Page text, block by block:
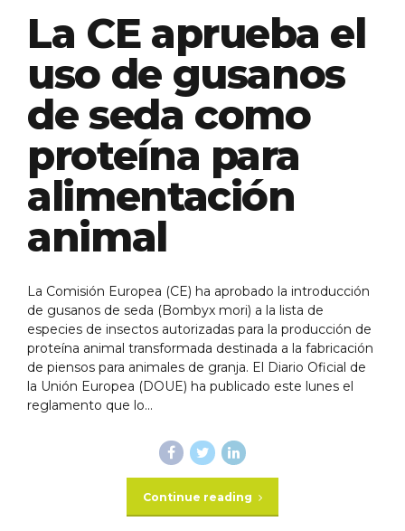
La CE aprueba el
uso de gusanos
de seda como
proteína para
alimentación
animal
La Comisión Europea (CE) ha aprobado la introducción
de gusanos de seda (Bombyx mori) a la lista de
especies de insectos autorizadas para la producción de
proteína animal transformada destinada a la fabricación
de piensos para animales de granja. El Diario Oficial de
la Unión Europea (DOUE) ha publicado este lunes el
reglamento que lo...
Continue reading